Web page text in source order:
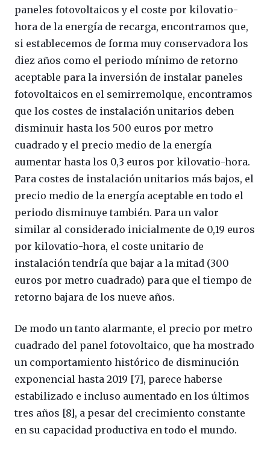
paneles fotovoltaicos y el coste por kilovatio-
hora de la energía de recarga, encontramos que,
si establecemos de forma muy conservadora los
diez años como el periodo mínimo de retorno
aceptable para la inversión de instalar paneles
fotovoltaicos en el semirremolque, encontramos
que los costes de instalación unitarios deben
disminuir hasta los 500 euros por metro
cuadrado y el precio medio de la energía
aumentar hasta los 0,3 euros por kilovatio-hora.
Para costes de instalación unitarios más bajos, el
precio medio de la energía aceptable en todo el
periodo disminuye también. Para un valor
similar al considerado inicialmente de 0,19 euros
por kilovatio-hora, el coste unitario de
instalación tendría que bajar a la mitad (300
euros por metro cuadrado) para que el tiempo de
retorno bajara de los nueve años.
De modo un tanto alarmante, el precio por metro
cuadrado del panel fotovoltaico, que ha mostrado
un comportamiento histórico de disminución
exponencial hasta 2019 [7], parece haberse
estabilizado e incluso aumentado en los últimos
tres años [8], a pesar del crecimiento constante
en su capacidad productiva en todo el mundo.